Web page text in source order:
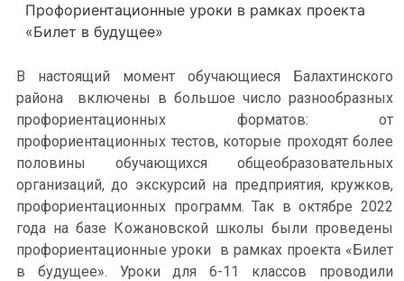
Профориентационные уроки в рамках проекта
«Билет в будущее»
В настоящий момент обучающиеся Балахтинского
района включены в большое число разнообразных
профориентационных форматов: от
профориентационных тестов, которые проходят более
половины обучающихся общеобразовательных
организаций, до экскурсий на предприятия, кружков,
профориентационных программ. Так в октябре 2022
года на базе Кожановской школы были проведены
профориентационные уроки в рамках проекта «Билет
в будущее». Уроки для 6-11 классов проводили